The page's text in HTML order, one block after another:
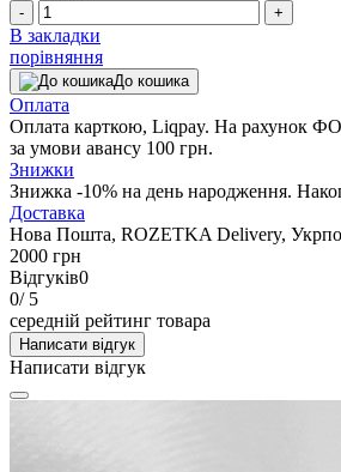
- +
В закладки
порівняння
До кошика
Оплата
Оплата карткою, Liqpay. На рахунок
за умови авансу 100 грн.
Знижки
Знижка -10% на день народження.
Доставка
Нова Пошта, ROZETKA Delivery,
2000 грн
Відгуків0
0/ 5
середній рейтинг товара
Написати відгук
Написати відгук